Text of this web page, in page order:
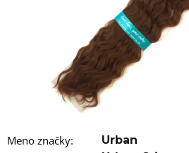
Meno značky: Urban
HĽADAŤ
o